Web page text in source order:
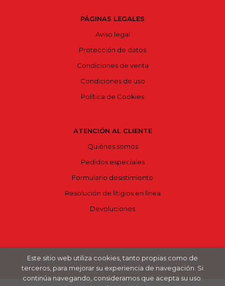
PÁGINAS LEGALES
Aviso legal
Protección de datos
Condiciones de venta
Condiciones de uso
Política de Cookies
ATENCIÓN AL CLIENTE
Quiénes somos
Pedidos especiales
Formulario desistimiento
Resolución de litigios en línea
Devoluciones
2026 ©Bajoelvolcán . Todos los Derechos Reservados |
Grupo Trevenque
Este sitio web utiliza cookies, tanto propias como de
terceros, para mejorar su experiencia de navegación. Si
continúa navegando, consideramos que acepta su uso.